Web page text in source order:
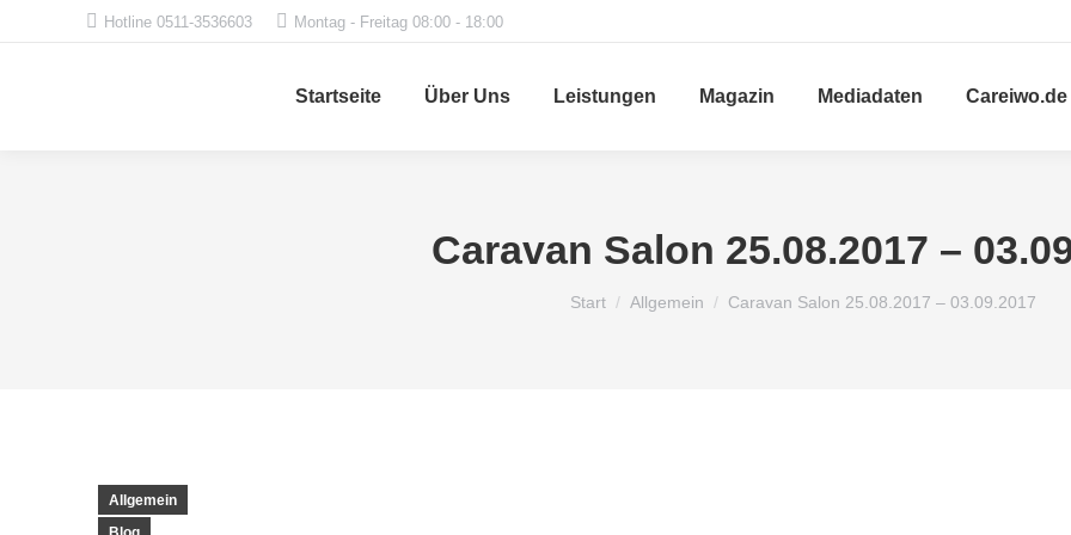
Hotline 0511-3536603 Montag - Freitag 08:00 - 18:00
Startseite Über Uns Leistungen Magazin Mediadaten Careiwo.de
Caravan Salon 25.08.2017 –
Sie befinden sich hier:
Start Allgemein Caravan Salon 25.08.2017 – 03.09.2017
Allgemein